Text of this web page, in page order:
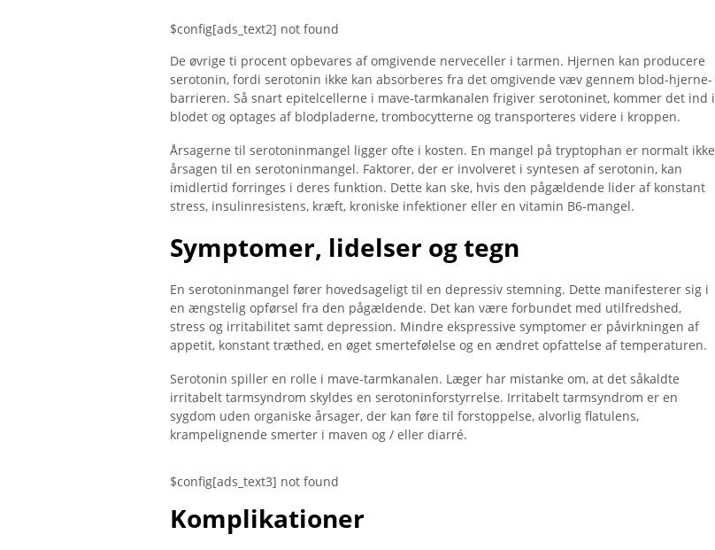
$config[ads_text2] not found
De øvrige ti procent opbevares af omgivende nerveceller i tarmen. Hjernen kan producere
serotonin, fordi serotonin ikke kan absorberes fra det omgivende væv gennem blod-hjerne-
barrieren. Så snart epitelcellerne i mave-tarmkanalen frigiver serotoninet, kommer det ind i
blodet og optages af blodpladerne, trombocytterne og transporteres videre i kroppen.
Årsagerne til serotoninmangel ligger ofte i kosten. En mangel på tryptophan er normalt ikke
årsagen til en serotoninmangel. Faktorer, der er involveret i syntesen af ​​serotonin, kan
imidlertid forringes i deres funktion. Dette kan ske, hvis den pågældende lider af konstant
stress, insulinresistens, kræft, kroniske infektioner eller en vitamin B6-mangel.
Symptomer, lidelser og tegn
En serotoninmangel fører hovedsageligt til en depressiv stemning. Dette manifesterer sig i
en ængstelig opførsel fra den pågældende. Det kan være forbundet med utilfredshed,
stress og irritabilitet samt depression. Mindre ekspressive symptomer er påvirkningen af ​​
appetit, konstant træthed, en øget smertefølelse og en ændret opfattelse af temperaturen.
Serotonin spiller en rolle i mave-tarmkanalen. Læger har mistanke om, at det såkaldte
irritabelt tarmsyndrom skyldes en serotoninforstyrrelse. Irritabelt tarmsyndrom er en
sygdom uden organiske årsager, der kan føre til forstoppelse, alvorlig flatulens,
krampelignende smerter i maven og / eller diarré.
$config[ads_text3] not found
Komplikationer